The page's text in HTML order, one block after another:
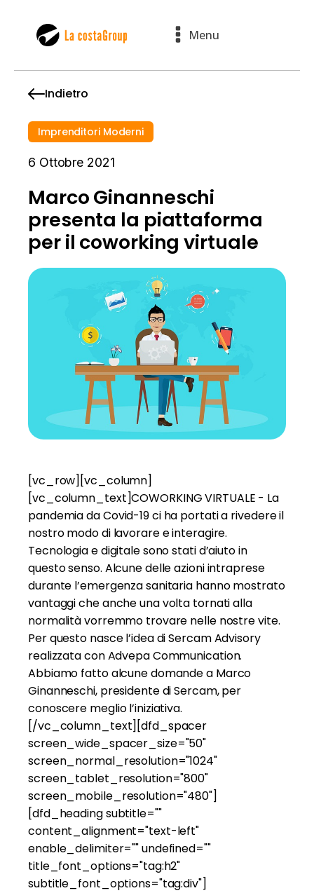
Menu
Indietro
Imprenditori Moderni
6 Ottobre 2021
Marco Ginanneschi
presenta la piattaforma
per il coworking virtuale
[vc_row][vc_column]
[vc_column_text]COWORKING VIRTUALE - La
pandemia da Covid-19 ci ha portati a rivedere il
nostro modo di lavorare e interagire.
Tecnologia e digitale sono stati d’aiuto in
questo senso. Alcune delle azioni intraprese
durante l’emergenza sanitaria hanno mostrato
vantaggi che anche una volta tornati alla
normalità vorremmo trovare nelle nostre vite.
Per questo nasce l’idea di Sercam Advisory
realizzata con Advepa Communication.
Abbiamo fatto alcune domande a Marco
Ginanneschi, presidente di Sercam, per
conoscere meglio l’iniziativa.
[/vc_column_text][dfd_spacer
screen_wide_spacer_size="50"
screen_normal_resolution="1024"
screen_tablet_resolution="800"
screen_mobile_resolution="480"]
[dfd_heading subtitle=""
content_alignment="text-left"
enable_delimiter="" undefined=""
title_font_options="tag:h2"
subtitle_font_options="tag:div"]